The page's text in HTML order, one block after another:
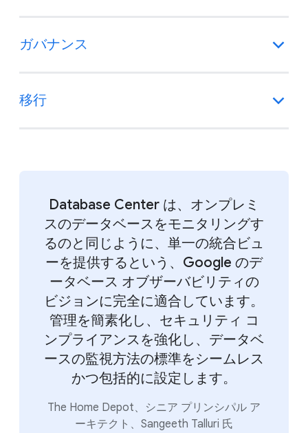
ガバナンス
移行
Database Center は、オンプレミ
スのデータベースをモニタリングす
るのと同じように、単一の統合ビュ
ーを提供するという、Google のデ
ータベース オブザーバビリティの
ビジョンに完全に適合しています。
管理を簡素化し、セキュリティ コ
ンプライアンスを強化し、データベ
ースの監視方法の標準をシームレス
かつ包括的に設定します。
The Home Depot、シニア プリンシパル ア
ーキテクト、Sangeeth Talluri 氏